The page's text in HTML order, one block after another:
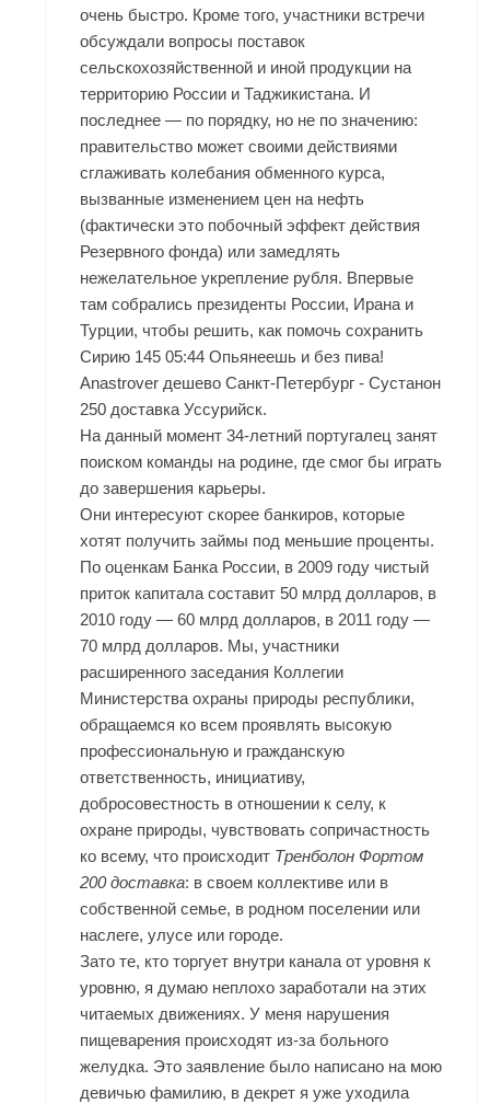
очень быстро. Кроме того, участники встречи
обсуждали вопросы поставок
сельскохозяйственной и иной продукции на
территорию России и Таджикистана. И
последнее — по порядку, но не по значению:
правительство может своими действиями
сглаживать колебания обменного курса,
вызванные изменением цен на нефть
(фактически это побочный эффект действия
Резервного фонда) или замедлять
нежелательное укрепление рубля. Впервые
там собрались президенты России, Ирана и
Турции, чтобы решить, как помочь сохранить
Сирию 145 05:44 Опьянеешь и без пива!
Anastrover дешево Санкт-Петербург - Сустанон
250 доставка Уссурийск.
На данный момент 34-летний португалец занят
поиском команды на родине, где смог бы играть
до завершения карьеры.
Они интересуют скорее банкиров, которые
хотят получить займы под меньшие проценты.
По оценкам Банка России, в 2009 году чистый
приток капитала составит 50 млрд долларов, в
2010 году — 60 млрд долларов, в 2011 году —
70 млрд долларов. Мы, участники
расширенного заседания Коллегии
Министерства охраны природы республики,
обращаемся ко всем проявлять высокую
профессиональную и гражданскую
ответственность, инициативу,
добросовестность в отношении к селу, к
охране природы, чувствовать сопричастность
ко всему, что происходит Тренболон Фортом
200 доставка: в своем коллективе или в
собственной семье, в родном поселении или
наслеге, улусе или городе.
Зато те, кто торгует внутри канала от уровня к
уровню, я думаю неплохо заработали на этих
читаемых движениях. У меня нарушения
пищеварения происходят из-за больного
желудка. Это заявление было написано на мою
девичью фамилию, в декрет я уже уходила